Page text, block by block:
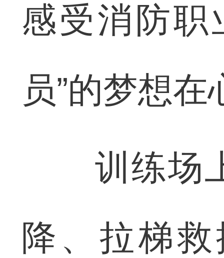
感受消防职
员”的梦想
训练场上
降、拉梯